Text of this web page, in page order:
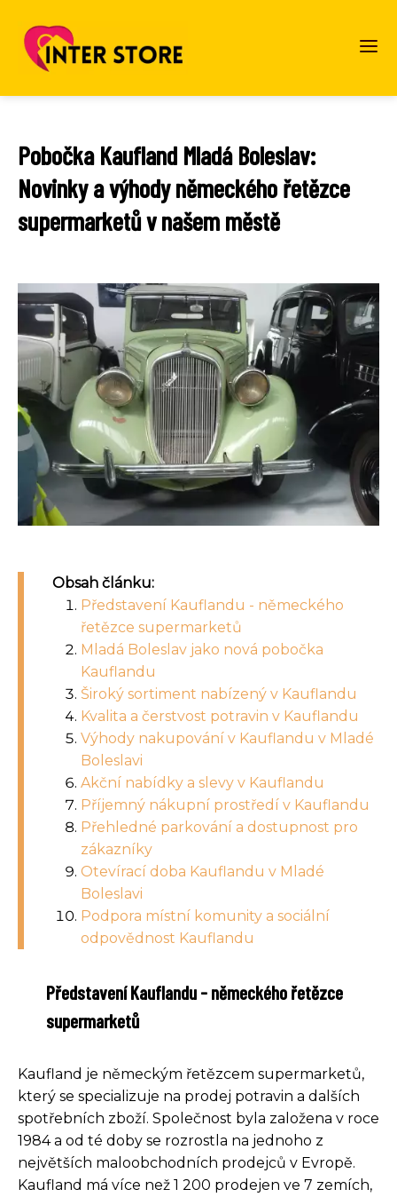
Pobočka Kaufland Mladá Boleslav:
Novinky a výhody německého řetězce
supermarketů v našem městě
Obsah článku:
Představení Kauflandu - německého
řetězce supermarketů
Mladá Boleslav jako nová pobočka
Kauflandu
Široký sortiment nabízený v Kauflandu
Kvalita a čerstvost potravin v Kauflandu
Výhody nakupování v Kauflandu v Mladé
Boleslavi
Akční nabídky a slevy v Kauflandu
Příjemný nákupní prostředí v Kauflandu
Přehledné parkování a dostupnost pro
zákazníky
Otevírací doba Kauflandu v Mladé
Boleslavi
Podpora místní komunity a sociální
odpovědnost Kauflandu
Představení Kauflandu - německého řetězce
supermarketů
Kaufland je německým řetězcem supermarketů,
který se specializuje na prodej potravin a dalších
spotřebních zboží. Společnost byla založena v roce
1984 a od té doby se rozrostla na jednoho z
největších maloobchodních prodejců v Evropě.
Kaufland má více než 1 200 prodejen ve 7 zemích,